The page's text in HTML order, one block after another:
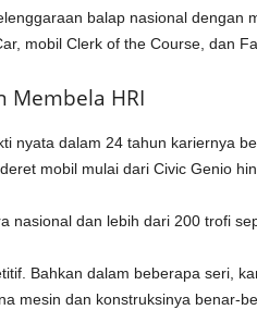
balap nasional dengan
mobil Clerk of the Course, dan
Membela HRI
nyata dalam 24 tahun kariernya
mobil mulai dari Civic Genio
nasional dan lebih dari 200 trofi
Bahkan dalam beberapa seri,
mesin dan konstruksinya benar-